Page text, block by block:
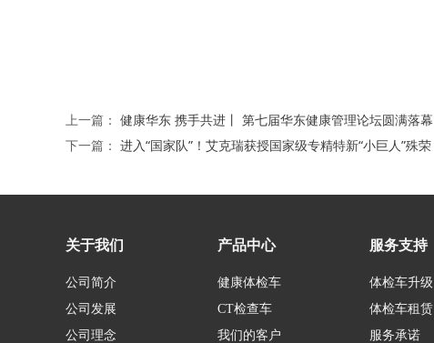
上一篇： 健康华东 携手共进丨 第七届华东健康管理论坛圆满落幕
下一篇： 进入“国家队”！艾克瑞获授国家级专精特新“小巨人”殊荣
关于我们
公司简介
公司发展
公司理念
产品中心
健康体检车
CT检查车
我们的客户
服务支持
体检车升级
体检车租赁
服务承诺